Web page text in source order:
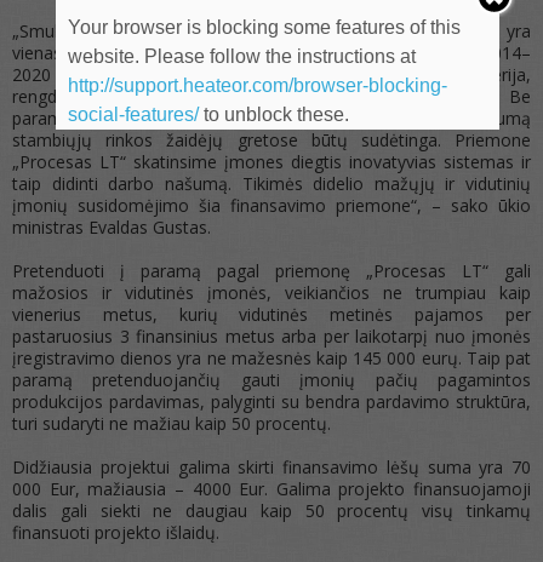
„Smulkiojo ir vidutinio verslo konkurencingumo skatinimas yra
vienas svarbiausių ES fondų investicijų veiksmų programos 2014–
2020 prioritetų. Būtent į tai orientavosi Ūkio ministerija,
rengdama skatinamąsias priemones Lietuvos įmonėms. Be
paramos smulkiajam ir vidutiniam verslui didinti konkurencingumą
stambiųjų rinkos žaidėjų gretose būtų sudėtinga. Priemone
„Procesas LT“ skatinsime įmones diegtis inovatyvias sistemas ir
taip didinti darbo našumą. Tikimės didelio mažųjų ir vidutinių
įmonių susidomėjimo šia finansavimo priemone“, – sako ūkio
ministras Evaldas Gustas.
Pretenduoti į paramą pagal priemonę „Procesas LT“ gali
mažosios ir vidutinės įmonės, veikiančios ne trumpiau kaip
vienerius metus, kurių vidutinės metinės pajamos per
pastaruosius 3 finansinius metus arba per laikotarpį nuo įmonės
įregistravimo dienos yra ne mažesnės kaip 145 000 eurų. Taip pat
paramą pretenduojančių gauti įmonių pačių pagamintos
produkcijos pardavimas, palyginti su bendra pardavimo struktūra,
turi sudaryti ne mažiau kaip 50 procentų.
Didžiausia projektui galima skirti finansavimo lėšų suma yra 70
000 Eur, mažiausia – 4000 Eur. Galima projekto finansuojamoji
dalis gali siekti ne daugiau kaip 50 procentų visų tinkamų
finansuoti projekto išlaidų.
Your browser is blocking some features of this
website. Please follow the instructions at
http://support.heateor.com/browser-blocking-
social-features/to unblock these.